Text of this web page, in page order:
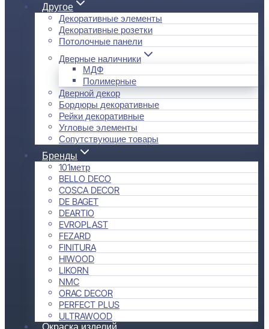
Другое
Декоративные элементы
Декоративные розетки
Потолочные панели
Дверные наличники
МДФ
Полимерные
Дверной декор
Бордюры декоративные
Рейки декоративные
Угловые элементы
Сопутствующие товары
Бренды
101метр
BELLO DECO
COSCA DECOR
DE BAGET
DEARTIO
EVROPLAST
FEZARD
FINITURA
HIWOOD
LIKORN
NMC
ORAC DECOR
PERFECT PLUS
ULTRAWOOD
Окраска изделий